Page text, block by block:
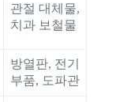
관절 대체물,
치과 보철물
방열판, 전기
부품, 도파관